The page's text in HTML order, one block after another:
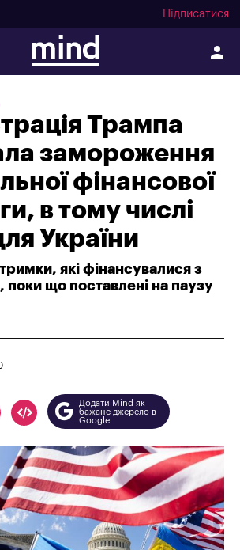
Підписатися
Трампа
замороження
фінансової
в тому числі
України
які фінансувалися з
поки що поставлені на паузу
Додати Mind як
бажане джерело в
Google